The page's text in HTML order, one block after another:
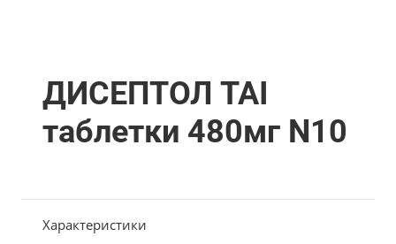
ДИСЕПТОЛ TAI
таблетки 480мг N10
Характеристики